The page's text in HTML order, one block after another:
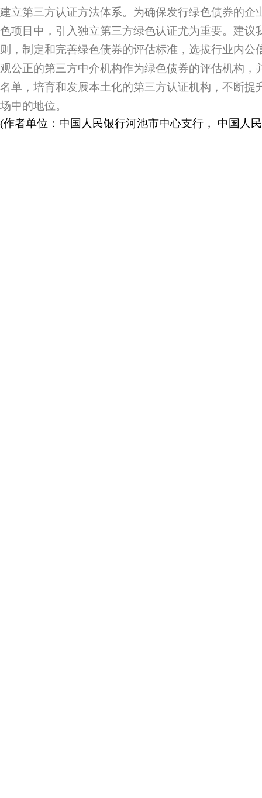
建立第三方认证方法体系。为确保发行绿色债券的企
色项目中，引入独立第三方绿色认证尤为重要。建议
则，制定和完善绿色债券的评估标准，选拔行业内公
观公正的第三方中介机构作为绿色债券的评估机构，
名单，培育和发展本土化的第三方认证机构，不断提
场中的地位。
(作者单位：中国人民银行河池市中心支行， 中国人